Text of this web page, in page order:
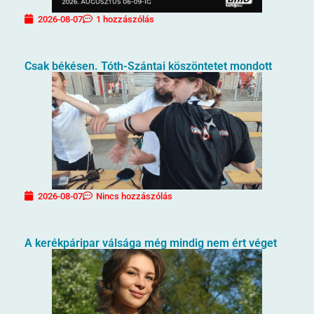
2026-08-07 1 hozzászólás
Csak békésen. Tóth-Szántai köszöntetet mondott
2026-08-07 Nincs hozzászólás
A kerékpáripar válsága még mindig nem ért véget